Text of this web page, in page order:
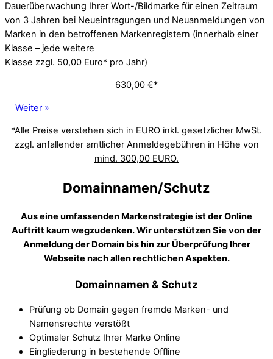
Dauerüberwachung Ihrer Wort-/Bildmarke für einen Zeitraum
von 3 Jahren bei Neueintragungen und Neuanmeldungen von
Marken in den betroffenen Markenregistern (innerhalb einer
Klasse – jede weitere
Klasse zzgl. 50,00 Euro* pro Jahr)
630,00 €*
Weiter »
*Alle Preise verstehen sich in EURO inkl. gesetzlicher MwSt.
zzgl. anfallender amtlicher Anmeldegebühren in Höhe von
mind. 300,00 EURO.
Domainnamen/Schutz
Aus eine umfassenden Markenstrategie ist der Online
Auftritt kaum wegzudenken. Wir unterstützen Sie von der
Anmeldung der Domain bis hin zur Überprüfung Ihrer
Webseite nach allen rechtlichen Aspekten.
Domainnamen & Schutz
Prüfung ob Domain gegen fremde Marken- und
Namensrechte verstößt
Optimaler Schutz Ihrer Marke Online
Eingliederung in bestehende Offline